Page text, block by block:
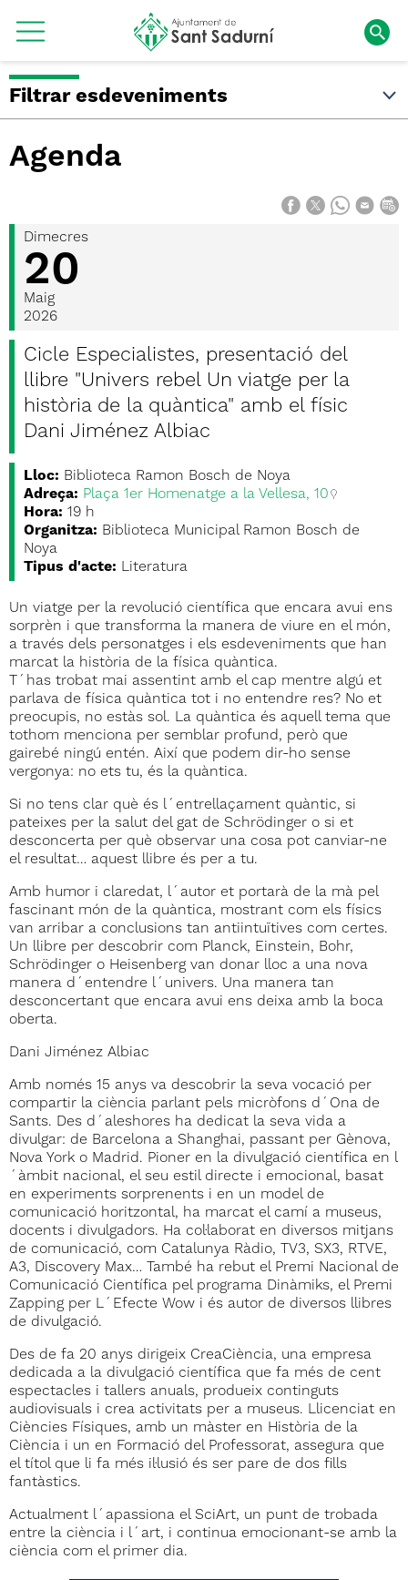
Filtrar esdeveniments
Agenda
Dimecres
20
Maig
2026
Cicle Especialistes, presentació del
llibre "Univers rebel Un viatge per la
història de la quàntica" amb el físic
Dani Jiménez Albiac
Lloc: Biblioteca Ramon Bosch de Noya
Adreça: Plaça 1er Homenatge a la Vellesa, 10
Hora: 19 h
Organitza: Biblioteca Municipal Ramon Bosch de
Noya
Tipus d'acte: Literatura
Un viatge per la revolució científica que encara avui ens
sorprèn i que transforma la manera de viure en el món,
a través dels personatges i els esdeveniments que han
marcat la història de la física quàntica.
T´has trobat mai assentint amb el cap mentre algú et
parlava de física quàntica tot i no entendre res? No et
preocupis, no estàs sol. La quàntica és aquell tema que
tothom menciona per semblar profund, però que
gairebé ningú entén. Així que podem dir-ho sense
vergonya: no ets tu, és la quàntica.
Si no tens clar què és l´entrellaçament quàntic, si
pateixes per la salut del gat de Schrödinger o si et
desconcerta per què observar una cosa pot canviar-ne
el resultat… aquest llibre és per a tu.
Amb humor i claredat, l´autor et portarà de la mà pel
fascinant món de la quàntica, mostrant com els físics
van arribar a conclusions tan antiintuïtives com certes.
Un llibre per descobrir com Planck, Einstein, Bohr,
Schrödinger o Heisenberg van donar lloc a una nova
manera d´entendre l´univers. Una manera tan
desconcertant que encara avui ens deixa amb la boca
oberta.
Dani Jiménez Albiac
Amb només 15 anys va descobrir la seva vocació per
compartir la ciència parlant pels micròfons d´Ona de
Sants. Des d´aleshores ha dedicat la seva vida a
divulgar: de Barcelona a Shanghai, passant per Gènova,
Nova York o Madrid. Pioner en la divulgació científica en l
´àmbit nacional, el seu estil directe i emocional, basat
en experiments sorprenents i en un model de
comunicació horitzontal, ha marcat el camí a museus,
docents i divulgadors. Ha col·laborat en diversos mitjans
de comunicació, com Catalunya Ràdio, TV3, SX3, RTVE,
A3, Discovery Max… També ha rebut el Premi Nacional de
Comunicació Científica pel programa Dinàmiks, el Premi
Zapping per L´Efecte Wow i és autor de diversos llibres
de divulgació.
Des de fa 20 anys dirigeix CreaCiència, una empresa
dedicada a la divulgació científica que fa més de cent
espectacles i tallers anuals, produeix continguts
audiovisuals i crea activitats per a museus. Llicenciat en
Ciències Físiques, amb un màster en Història de la
Ciència i un en Formació del Professorat, assegura que
el títol que li fa més il·lusió és ser pare de dos fills
fantàstics.
Actualment l´apassiona el SciArt, un punt de trobada
entre la ciència i l´art, i continua emocionant-se amb la
ciència com el primer dia.